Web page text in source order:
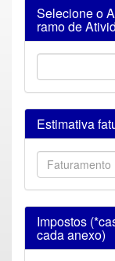
Selecione o
ramo de
Estimativa
Impostos
cada anexo)